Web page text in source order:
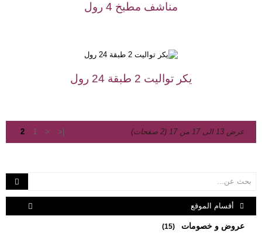
مناشف مطبخ 4 رول
يكر تواليت 2 طبقة 24 رول
|<
<
1
2 عرض 13 الى 17 من 17 (2 صفحات)
أقسام الموقع
عروض و خصومات (15)